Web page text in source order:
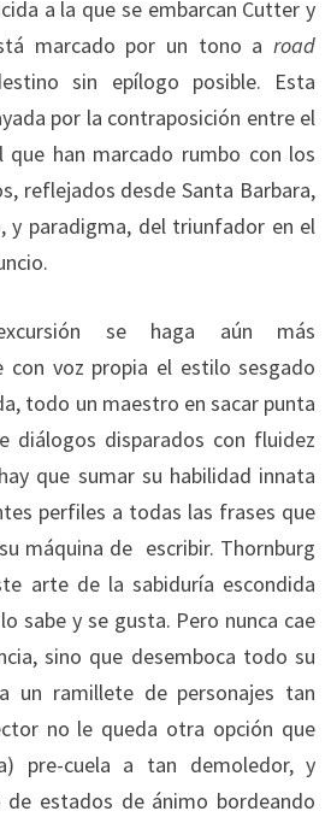
a la que se embarcan Cutter y
marcado por un tono aroad
sin epílogo posible. Esta
por la contraposición entre el
que han marcado rumbo con los
reflejados desde Santa Barbara,
y paradigma, del triunfador en el
se haga aún más
con voz propia el estilo sesgado
todo un maestro en sacar punta
diálogos disparados con fluidez
que sumar su habilidad innata
perfiles a todas las frases que
máquina de escribir. Thornburg
arte de la sabiduría escondida
sabe y se gusta. Pero nunca cae
sino que desemboca todo su
un ramillete de personajes tan
no le queda otra opción que
pre-cuela a tan demoledor, y
de estados de ánimo bordeando